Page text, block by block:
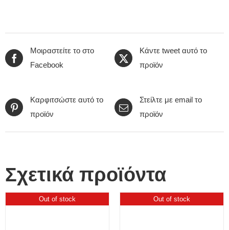
Μοιραστείτε το στο
Facebook
Κάντε tweet αυτό το
προϊόν
Καρφιτσώστε αυτό το
προϊόν
Στείλτε με email το
προϊόν
Σχετικά προϊόντα
Out of stock Out of stock